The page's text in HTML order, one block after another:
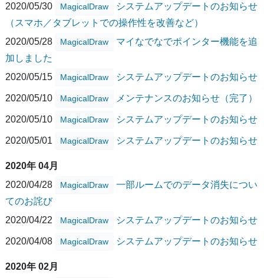
2020/05/30
MagicalDraw
システムアップデートのお知らせ
（スマホ／タブレットでの操作性を改善など）
2020/05/28
MagicalDraw
マイなでなでポインター機能を追
加しました
2020/05/15
MagicalDraw システムアップデートのお知らせ
2020/05/10 MagicalDraw メンテナンスのお知らせ（完了）
2020/05/10 MagicalDraw システムアップデートのお知らせ
2020/05/01 MagicalDraw システムアップデートのお知らせ
2020年 04月
2020/04/28
MagicalDraw
一部ルームでのデータ消失につい
てのお詫び
2020/04/22
MagicalDraw システムアップデートのお知らせ
2020/04/08 MagicalDraw システムアップデートのお知らせ
2020年 02月